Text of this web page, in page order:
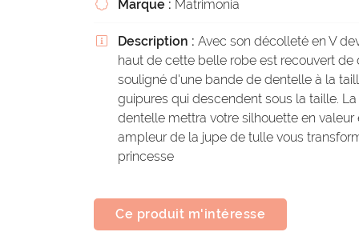
 Marque : Matrimonia
 Description : Avec son décolleté en V
haut de cette belle robe est recouvert de
souligné d'une bande de dentelle à la
guipures qui descendent sous la taille.
dentelle mettra votre silhouette en valeur
ampleur de la jupe de tulle vous
princesse
Ce produit m'intéresse